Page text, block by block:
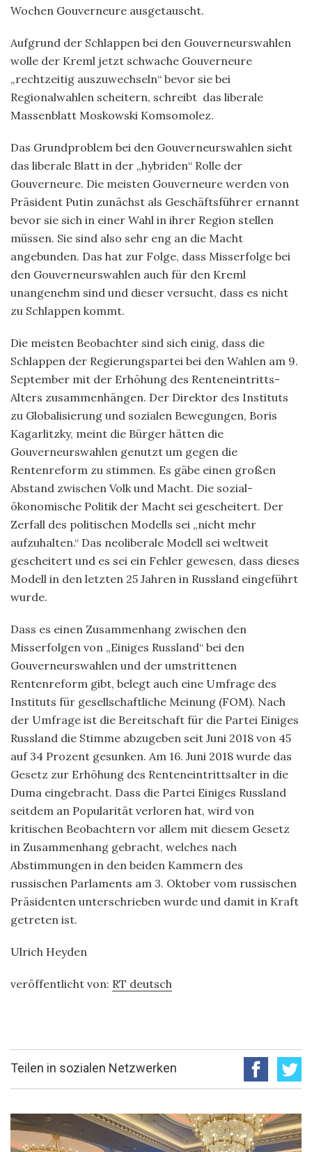
Wochen Gouverneure ausgetauscht.
Aufgrund der Schlappen bei den Gouverneurswahlen
wolle der Kreml jetzt schwache Gouverneure
„rechtzeitig auszuwechseln“ bevor sie bei
Regionalwahlen scheitern, schreibt das liberale
Massenblatt Moskowski Komsomolez.
Das Grundproblem bei den Gouverneurswahlen sieht
das liberale Blatt in der „hybriden“ Rolle der
Gouverneure. Die meisten Gouverneure werden von
Präsident Putin zunächst als Geschäftsführer ernannt
bevor sie sich in einer Wahl in ihrer Region stellen
müssen. Sie sind also sehr eng an die Macht
angebunden. Das hat zur Folge, dass Misserfolge bei
den Gouverneurswahlen auch für den Kreml
unangenehm sind und dieser versucht, dass es nicht
zu Schlappen kommt.
Die meisten Beobachter sind sich einig, dass die
Schlappen der Regierungspartei bei den Wahlen am 9.
September mit der Erhöhung des Renteneintritts-
Alters zusammenhängen. Der Direktor des Instituts
zu Globalisierung und sozialen Bewegungen, Boris
Kagarlitzky, meint die Bürger hätten die
Gouverneurswahlen genutzt um gegen die
Rentenreform zu stimmen. Es gäbe einen großen
Abstand zwischen Volk und Macht. Die sozial-
ökonomische Politik der Macht sei gescheitert. Der
Zerfall des politischen Modells sei „nicht mehr
aufzuhalten.“ Das neoliberale Modell sei weltweit
gescheitert und es sei ein Fehler gewesen, dass dieses
Modell in den letzten 25 Jahren in Russland eingeführt
wurde.
Dass es einen Zusammenhang zwischen den
Misserfolgen von „Einiges Russland“ bei den
Gouverneurswahlen und der umstrittenen
Rentenreform gibt, belegt auch eine Umfrage des
Instituts für gesellschaftliche Meinung (FOM). Nach
der Umfrage ist die Bereitschaft für die Partei Einiges
Russland die Stimme abzugeben seit Juni 2018 von 45
auf 34 Prozent gesunken. Am 16. Juni 2018 wurde das
Gesetz zur Erhöhung des Renteneintrittsalter in die
Duma eingebracht. Dass die Partei Einiges Russland
seitdem an Popularität verloren hat, wird von
kritischen Beobachtern vor allem mit diesem Gesetz
in Zusammenhang gebracht, welches nach
Abstimmungen in den beiden Kammern des
russischen Parlaments am 3. Oktober vom russischen
Präsidenten unterschrieben wurde und damit in Kraft
getreten ist.
Ulrich Heyden
veröffentlicht von: RT deutsch
Teilen in sozialen Netzwerken